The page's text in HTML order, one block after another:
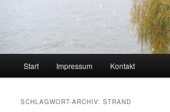
Start Impressum Kontakt
SCHLAGWORT-ARCHIV:STRAND